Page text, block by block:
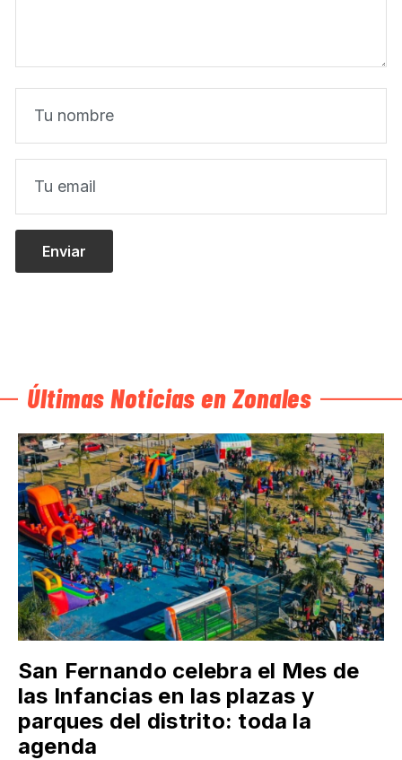
Últimas Noticias en Zonales
San Fernando celebra el Mes de
las Infancias en las plazas y
parques del distrito: toda la
agenda